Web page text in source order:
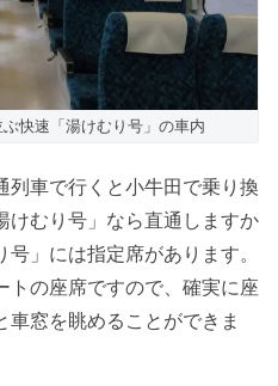
快速「湯けむり号」の車内
列車で行くと小牛田で乗り換
けむり号」なら直通しますか
」には指定席があります。
トの座席ですので、確実に座
窓を眺めることができま